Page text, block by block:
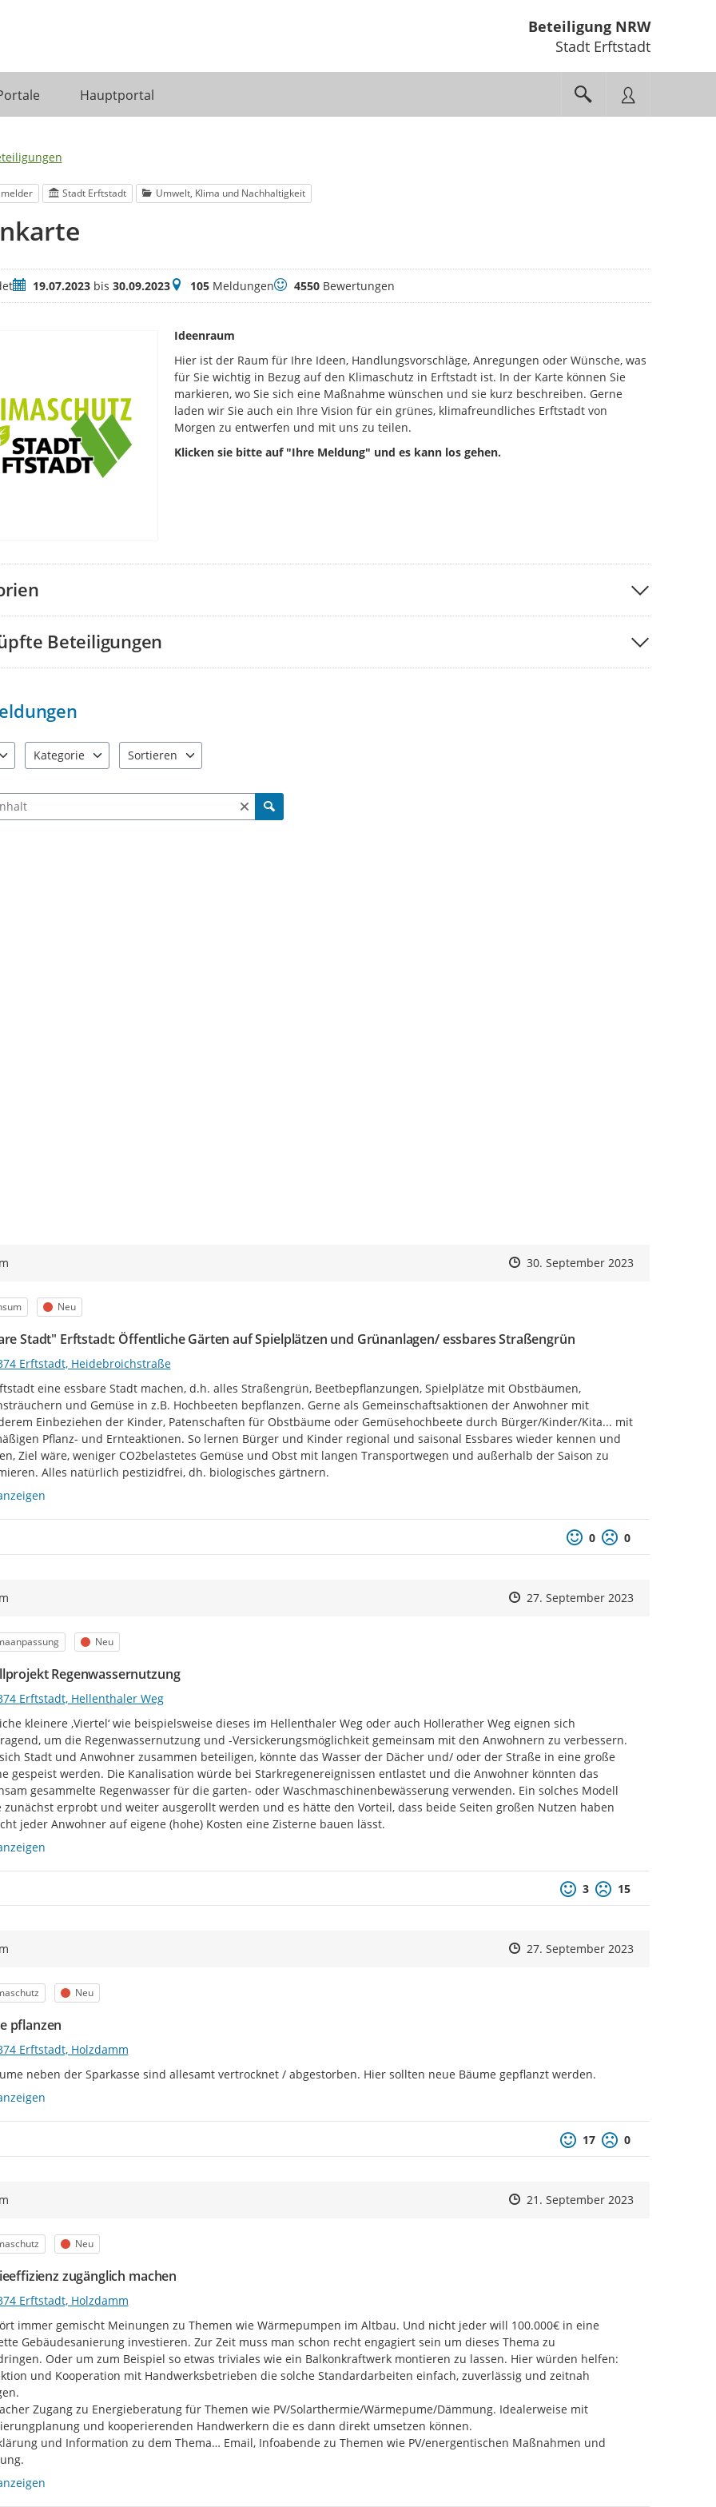
Beteiligung NRW
Stadt Erftstadt
Hauptportal
Stadt Erftstadt Umwelt, Klima und Nachhaltigkeit
Zeitraum
19.07.2023bis 30.09.2023Meldungen
105MeldungenBewertungen
4550Bewertungen
Ideenraum
Hier ist der Raum für Ihre Ideen, Handlungsvorschläge, Anregungen oder Wünsche, was
für Sie wichtig in Bezug auf den Klimaschutz in Erftstadt ist. In der Karte können Sie
markieren, wo Sie sich eine Maßnahme wünschen und sie kurz beschreiben. Gerne
laden wir Sie auch ein Ihre Vision für ein grünes, klimafreundliches Erftstadt von
Morgen zu entwerfen und mit uns zu teilen.
Klicken sie bitte auf "Ihre Meldung" und es kann los gehen.
Beteiligungen
Kategorie
Sortieren
Meldungen und Kommentaren
Zeitpunkt des Erstellens
Zeitpunkt des Erstellens
30. September 2023Zur Äußerung
Status
Neu
Stadt" Erftstadt: Öffentliche Gärten auf Spielplätzen und Grünanlagen/ essbares Straßengrün
Erftstadt, Heidebroichstraße
eine essbare Stadt machen, d.h. alles Straßengrün, Beetbepflanzungen, Spielplätze mit Obstbäumen,
und Gemüse in z.B. Hochbeeten bepflanzen. Gerne als Gemeinschaftsaktionen der Anwohner mit
Einbeziehen der Kinder, Patenschaften für Obstbäume oder Gemüsehochbeete durch Bürger/Kinder/Kita... mit
Pflanz- und Ernteaktionen. So lernen Bürger und Kinder regional und saisonal Essbares wieder kennen und
Ziel wäre, weniger CO2belastetes Gemüse und Obst mit langen Transportwegen und außerhalb der Saison zu
Alles natürlich pestizidfrei, dh. biologisches gärtnern.
Positive Bewertung
0 Negative
0
Zeitpunkt des Erstellens
Zeitpunkt des Erstellens
27. September 2023Zur Äußerung
Status
Neu
Regenwassernutzung
Erftstadt, Hellenthaler Weg
kleinere ‚Viertel‘ wie beispielsweise dieses im Hellenthaler Weg oder auch Hollerather Weg eignen sich
um die Regenwassernutzung und -Versickerungsmöglichkeit gemeinsam mit den Anwohnern zu verbessern.
Stadt und Anwohner zusammen beteiligen, könnte das Wasser der Dächer und/ oder der Straße in eine große
gespeist werden. Die Kanalisation würde bei Starkregenereignissen entlastet und die Anwohner könnten das
gesammelte Regenwasser für die garten- oder Waschmaschinenbewässerung verwenden. Ein solches Modell
zunächst erprobt und weiter ausgerollt werden und es hätte den Vorteil, dass beide Seiten großen Nutzen haben
jeder Anwohner auf eigene (hohe) Kosten eine Zisterne bauen lässt.
Positive Bewertung
3 Negative
15
Zeitpunkt des Erstellens
Zeitpunkt des Erstellens
27. September 2023Zur Äußerung
Status
Neu
pflanzen
Erftstadt, Holzdamm
neben der Sparkasse sind allesamt vertrocknet / abgestorben. Hier sollten neue Bäume gepflanzt werden.
Positive Bewertung
17 Negative
0
Zeitpunkt des Erstellens
Zeitpunkt des Erstellens
21. September 2023Zur Äußerung
Status
Neu
zugänglich machen
Erftstadt, Holzdamm
immer gemischt Meinungen zu Themen wie Wärmepumpen im Altbau. Und nicht jeder will 100.000€ in eine
Gebäudesanierung investieren. Zur Zeit muss man schon recht engagiert sein um dieses Thema zu
Oder um zum Beispiel so etwas triviales wie ein Balkonkraftwerk montieren zu lassen. Hier würden helfen:
und Kooperation mit Handwerksbetrieben die solche Standardarbeiten einfach, zuverlässig und zeitnah
Zugang zu Energieberatung für Themen wie PV/Solarthermie/Wärmepume/Dämmung. Idealerweise mit
und kooperierenden Handwerkern die es dann direkt umsetzen können.
und Information zu dem Thema… Email, Infoabende zu Themen wie PV/energentischen Maßnahmen und